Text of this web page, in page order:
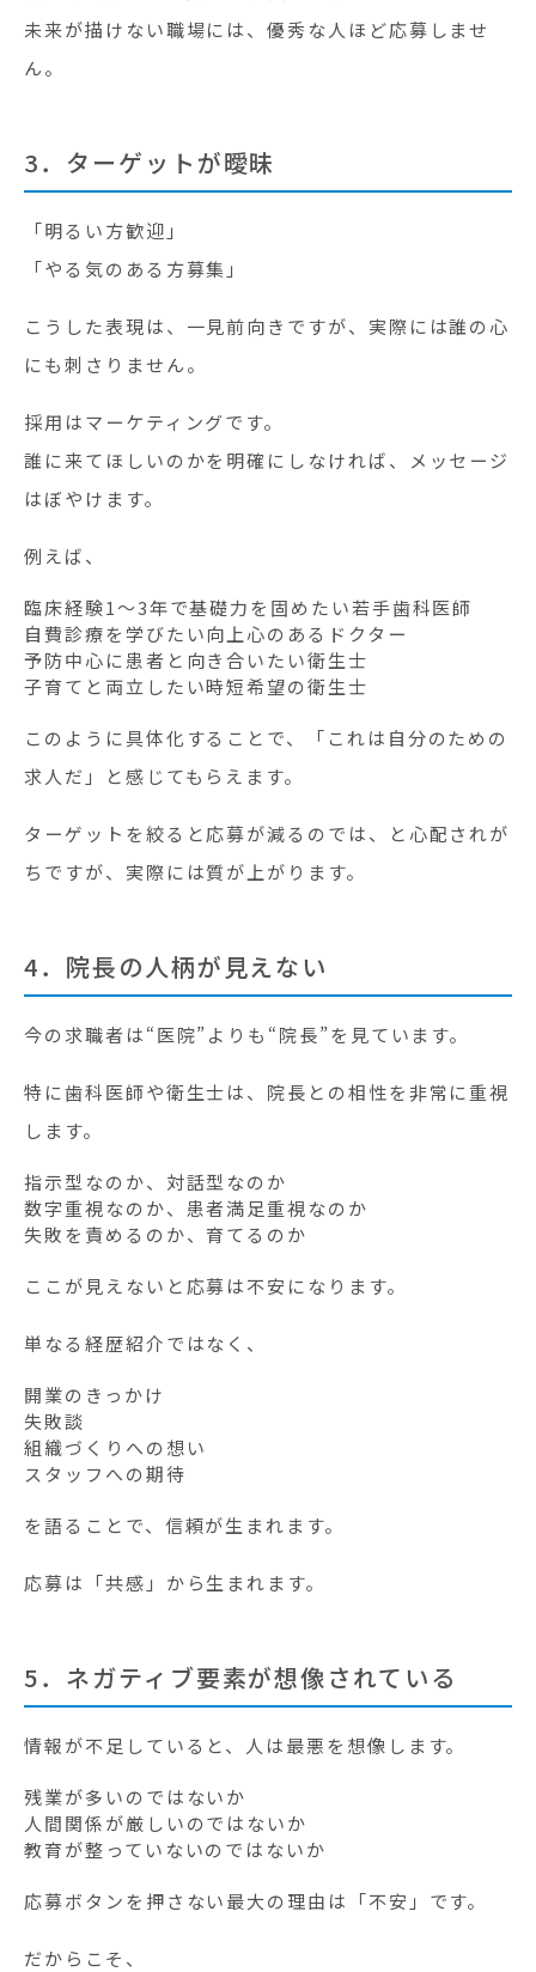
未来が描けない職場には、優秀な人ほど応募しませ
ん。
3．ターゲットが曖昧
「明るい方歓迎」
「やる気のある方募集」
こうした表現は、一見前向きですが、実際には誰の心
にも刺さりません。
採用はマーケティングです。
誰に来てほしいのかを明確にしなければ、メッセージ
はぼやけます。
例えば、
臨床経験1〜3年で基礎力を固めたい若手歯科医師
自費診療を学びたい向上心のあるドクター
予防中心に患者と向き合いたい衛生士
子育てと両立したい時短希望の衛生士
このように具体化することで、「これは自分のための
求人だ」と感じてもらえます。
ターゲットを絞ると応募が減るのでは、と心配されが
ちですが、実際には質が上がります。
4．院長の人柄が見えない
今の求職者は“医院”よりも“院長”を見ています。
特に歯科医師や衛生士は、院長との相性を非常に重視
します。
指示型なのか、対話型なのか
数字重視なのか、患者満足重視なのか
失敗を責めるのか、育てるのか
ここが見えないと応募は不安になります。
単なる経歴紹介ではなく、
開業のきっかけ
失敗談
組織づくりへの想い
スタッフへの期待
を語ることで、信頼が生まれます。
応募は「共感」から生まれます。
5．ネガティブ要素が想像されている
情報が不足していると、人は最悪を想像します。
残業が多いのではないか
人間関係が厳しいのではないか
教育が整っていないのではないか
応募ボタンを押さない最大の理由は「不安」です。
だからこそ、